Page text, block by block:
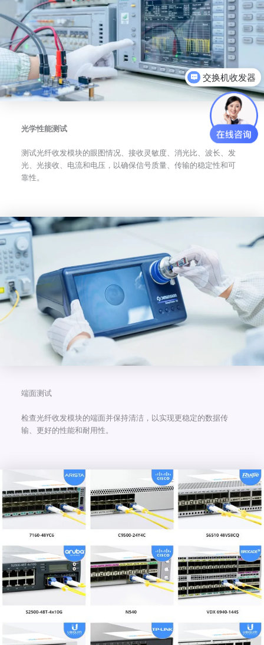
光学性能测试
测试光纤收发模块的眼图情况、接收灵敏度、消光比、波长、发
光、光接收、电流和电压，以确保信号质量、传输的稳定性和可
靠性。
端面测试
检查光纤收发模块的端面并保持清洁，以实现更稳定的数据传
输、更好的性能和耐用性。
可以介绍下你们的产品么